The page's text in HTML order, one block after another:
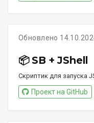
Обновлено
📦 SB + JShell
Скриптик для запуска
Проект на GitHub